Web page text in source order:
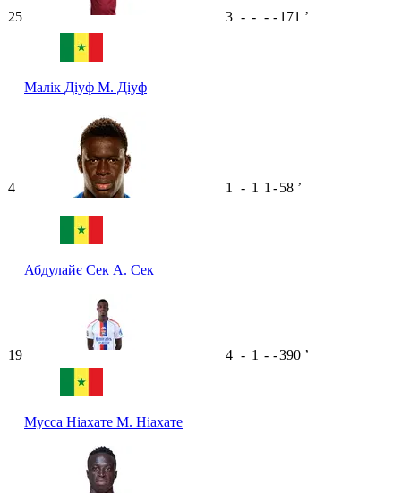
25
Малік Діуф М. Діуф
3 - - - -171 ʼ
4
Абдулайє Сек А. Сек
1 - 1 1 -58 ʼ
19
Мусса Ніахате М. Ніахате
4 - 1 - -390 ʼ